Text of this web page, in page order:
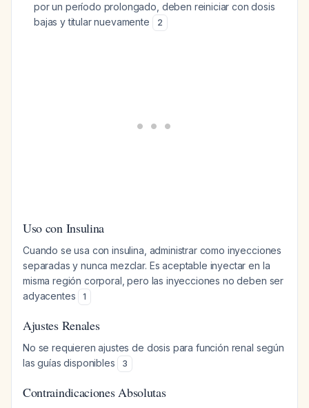
por un período prolongado, deben reiniciar con dosis
bajas y titular nuevamente
2
Uso con Insulina
Cuando se usa con insulina, administrar como inyecciones
separadas y nunca mezclar. Es aceptable inyectar en la
misma región corporal, pero las inyecciones no deben ser
adyacentes
1
Ajustes Renales
No se requieren ajustes de dosis para función renal según
las guías disponibles
3
Contraindicaciones Absolutas